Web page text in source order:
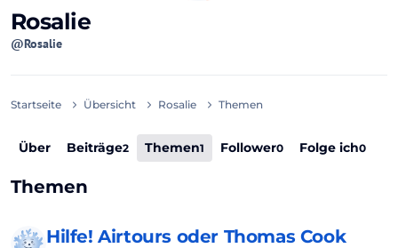
Rosalie
@Rosalie
Startseite Übersicht Rosalie Themen
Über Beiträge2 Themen1 Follower0 Folge ich0
Themen
Hilfe! Airtours oder Thomas Cook